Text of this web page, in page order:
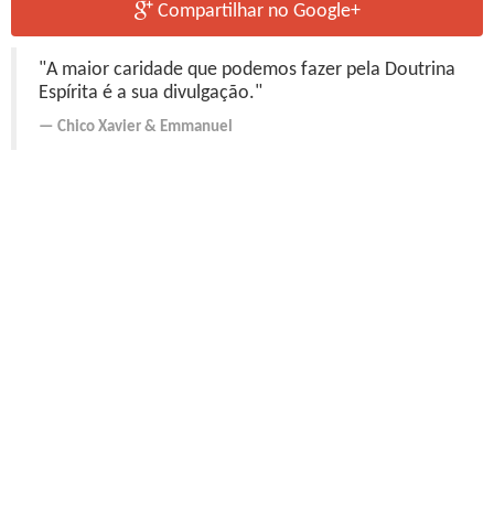
Compartilhar no Google+
"A maior caridade que podemos fazer pela Doutrina
Espírita é a sua divulgação."
Chico Xavier & Emmanuel